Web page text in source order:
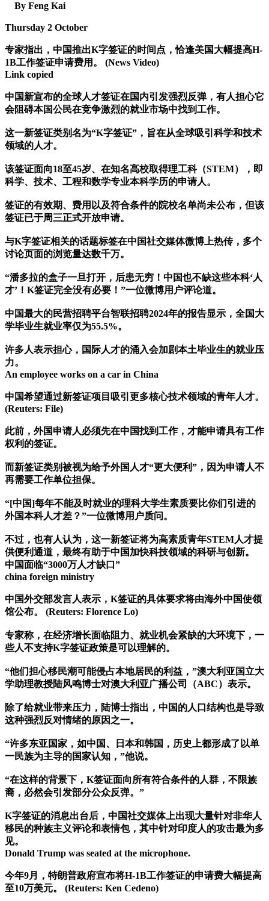
By Feng Kai
Thursday 2 October
专家指出，中国推出K字签证的时间点，恰逢美国大幅提高H-
1B工作签证申请费用。 (News Video)
Link copied
中国新宣布的全球人才签证在国内引发强烈反弹，有人担心它
会阻碍本国公民在竞争激烈的就业市场中找到工作。
这一新签证类别名为“K字签证”，旨在从全球吸引科学和技术
领域的人才。
该签证面向18至45岁、在知名高校取得理工科（STEM），即
科学、技术、工程和数学专业本科学历的申请人。
签证的有效期、费用以及符合条件的院校名单尚未公布，但该
签证已于周三正式开放申请。
与K字签证相关的话题标签在中国社交媒体微博上热传，多个
讨论页面的浏览量达数千万。
“潘多拉的盒子一旦打开，后患无穷！中国也不缺这些本科‘人
才’！K签证完全没有必要！”一位微博用户评论道。
中国最大的民营招聘平台智联招聘2024年的报告显示，全国大
学毕业生就业率仅为55.5%。
许多人表示担心，国际人才的涌入会加剧本土毕业生的就业压
力。
An employee works on a car in China
中国希望通过新签证项目吸引更多核心技术领域的青年人才。
(Reuters: File)
此前，外国申请人必须先在中国找到工作，才能申请具有工作
权利的签证。
而新签证类别被视为给予外国人才“更大便利”，因为申请人不
再需要工作单位担保。
“[中国]每年不能及时就业的理科大学生素质要比你们引进的
外国本科人才差？”一位微博用户质问。
不过，也有人认为，这一新签证将为高素质青年STEM人才提
供便利通道，最终有助于中国加快科技领域的科研与创新。
中国面临“3000万人才缺口”
china foreign ministry
中国外交部发言人表示，K签证的具体要求将由海外中国使领
馆公布。 (Reuters: Florence Lo)
专家称，在经济增长面临阻力、就业机会紧缺的大环境下，一
些人不支持K字签证政策是可以理解的。
“他们担心移民潮可能侵占本地居民的利益，”澳大利亚国立大
学助理教授陆风鸣博士对澳大利亚广播公司（ABC）表示。
除了给就业带来压力，陆博士指出，中国的人口结构也是导致
这种强烈反对情绪的原因之一。
“许多东亚国家，如中国、日本和韩国，历史上都形成了以单
一民族为主导的国家认知，”他说。
“在这样的背景下，K签证面向所有符合条件的人群，不限族
裔，必然会引发部分公众反弹。”
K字签证的消息出台后，中国社交媒体上出现大量针对非华人
移民的种族主义评论和表情包，其中针对印度人的攻击最为多
见。
Donald Trump was seated at the microphone.
今年9月，特朗普政府宣布将H-1B工作签证的申请费大幅提高
至10万美元。 (Reuters: Ken Cedeno)